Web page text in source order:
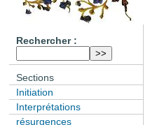
Rechercher :
Sections
Initiation
Interprétations
résurgences